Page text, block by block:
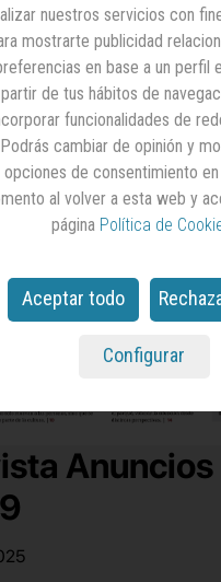
Anuncios
nuestros servicios con
mostrarte publicidad
en base a un perfil
partir de tus hábitos de
funcionalidades de
Podrás cambiar de opinión y
opciones de consentimiento
al volver a esta web y
página Política de
Aceptar todo
Configurar